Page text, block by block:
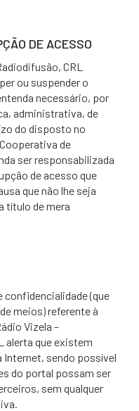
DE ACESSO
CRL
ou suspender o
necessário, por
administrativa, de
do disposto no
de
ser responsabilizada
de acesso que
que não lhe seja
título de mera
confidencialidade (que
meios) referente à
Vizela –
alerta que existem
sendo possível
do portal possam ser
sem qualquer